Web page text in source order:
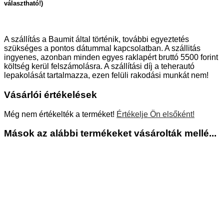
választható!)
A szállítás a Baumit által történik, további egyeztetés
szükséges a pontos dátummal kapcsolatban. A szállitás
ingyenes, azonban minden egyes raklapért bruttó 5500 forint
költség kerül felszámolásra. A szállítási díj a teherautó
lepakolását tartalmazza, ezen felüli rakodási munkát nem!
Vásárlói értékelések
Még nem értékelték a terméket! Értékelje Ön elsőként!
Mások az alábbi termékeket vásárolták mellé...